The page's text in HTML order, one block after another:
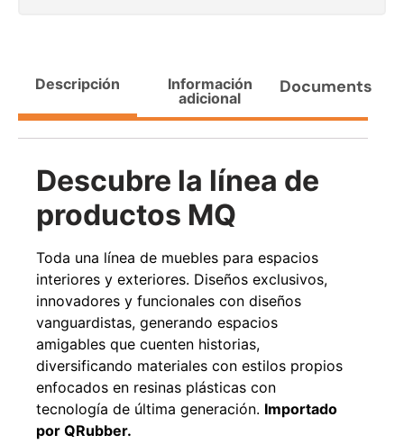
Descripción
Información
adicional
Documents
Descubre la línea de
productos MQ
Toda una línea de muebles para espacios
interiores y exteriores. Diseños exclusivos,
innovadores y funcionales con diseños
vanguardistas, generando espacios
amigables que cuenten historias,
diversificando materiales con estilos propios
enfocados en resinas plásticas con
tecnología de última generación. Importado
por QRubber.
Pasto sintético ornamental
Importado USA: Paradise
densidad 42mm Rollo
4,57*15,24mts
$1.427.544
Leer más
Apilador manual ancho
ajustable Capacidad 1tn Lev.
2,5mts
$1.875.535
$
Agregar al carrito